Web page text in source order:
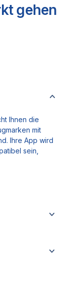
gehen
Ihnen die
mit
Ihre App wird
sein,